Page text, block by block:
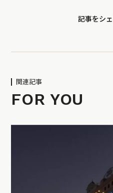
記事をシ
関連記事
FOR YOU